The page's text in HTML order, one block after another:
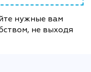
нужные вам
не выходя